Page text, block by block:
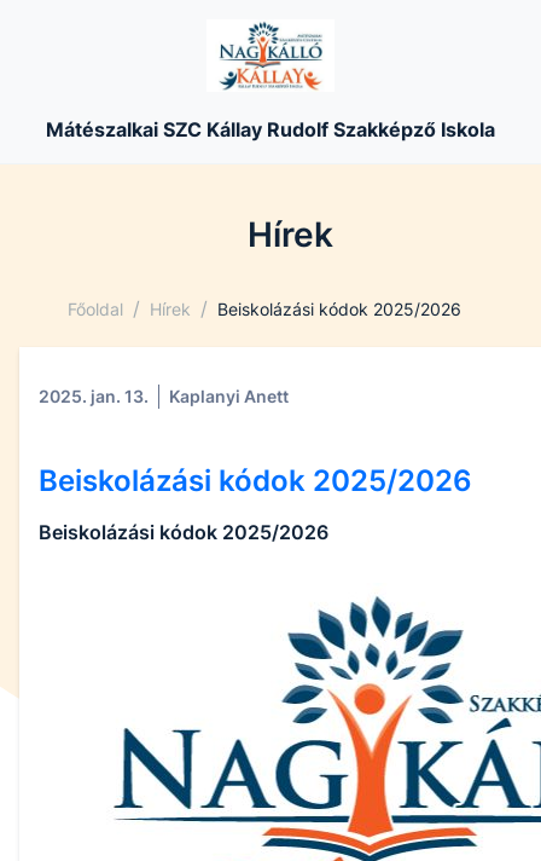
Mátészalkai SZC Kállay Rudolf Szakképző Iskola
Hírek
Főoldal / Hírek / Beiskolázási kódok 2025/2026
2025. jan. 13. Kaplanyi Anett
Beiskolázási kódok 2025/2026
Beiskolázási kódok 2025/2026